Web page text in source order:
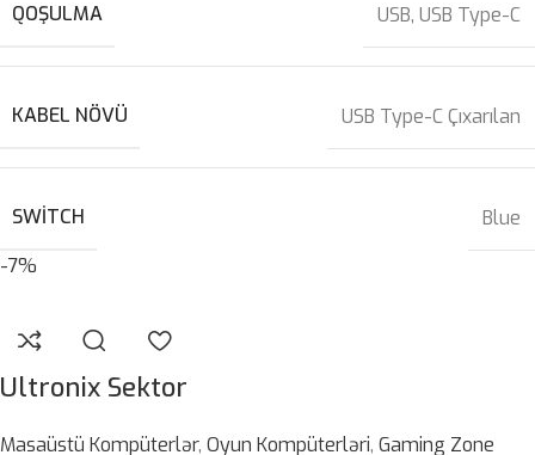
QOŞULMA USB, USB Type-C
KABEL NÖVÜ USB Type-C Çıxarılan
SWITCH
Blue
-7%
Ultronix Sektor
Masaüstü Kompüterlər, Oyun Kompüterləri, Gaming Zone